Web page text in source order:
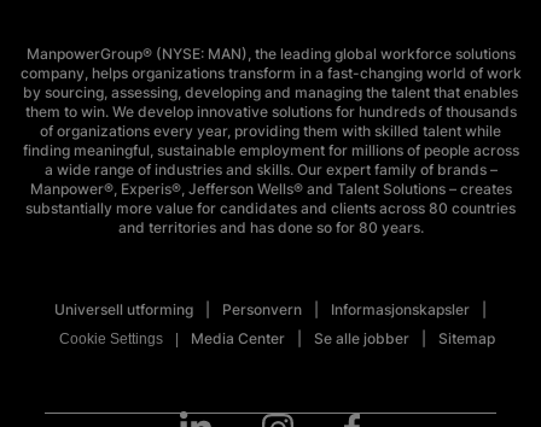
ManpowerGroup® (NYSE: MAN), the leading global workforce solutions
company, helps organizations transform in a fast-changing world of work
by sourcing, assessing, developing and managing the talent that enables
them to win. We develop innovative solutions for hundreds of thousands
of organizations every year, providing them with skilled talent while
finding meaningful, sustainable employment for millions of people across
a wide range of industries and skills. Our expert family of brands –
Manpower®, Experis®, Jefferson Wells® and Talent Solutions – creates
substantially more value for candidates and clients across 80 countries
and territories and has done so for 80 years.
Universell utforming Personvern Informasjonskapsler
Cookie Settings Media Center Se alle jobber Sitemap